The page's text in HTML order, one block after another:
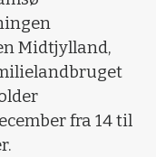
Midtjylland,
fra 14 til